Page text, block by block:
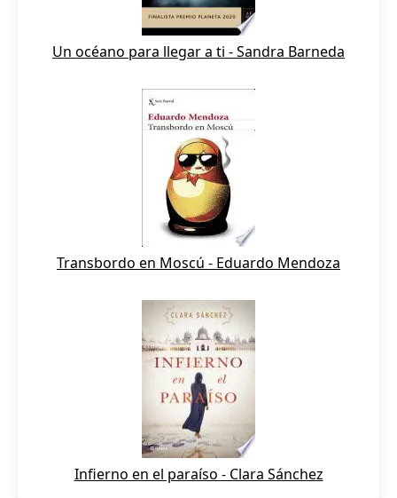
Un océano para llegar a ti - Sandra Barneda
Transbordo en Moscú - Eduardo Mendoza
Infierno en el paraíso - Clara Sánchez